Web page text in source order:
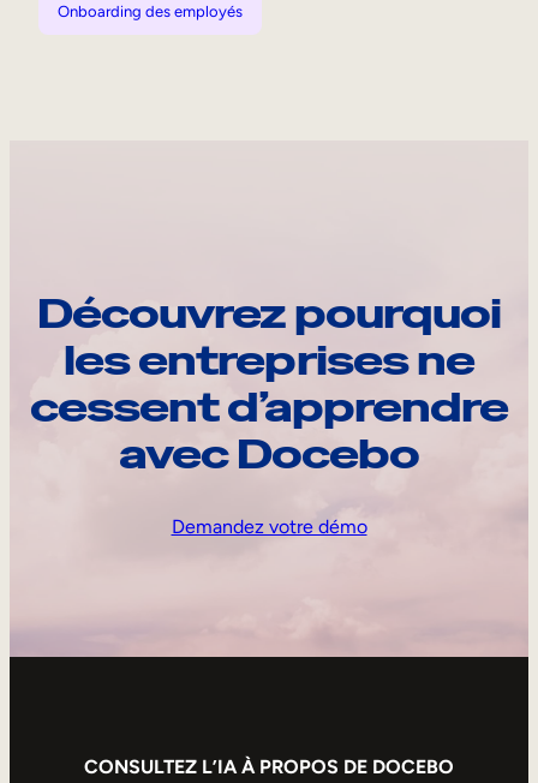
Onboarding des employés
Découvrez pourquoi
les entreprises ne
cessent d’apprendre
avec Docebo
Demandez votre démo
CONSULTEZ L’IA À PROPOS DE DOCEBO